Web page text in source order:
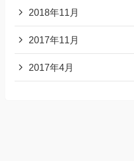
2018年11月
2017年11月
2017年4月